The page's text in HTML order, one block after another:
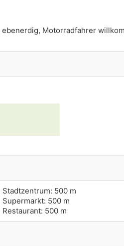
Motorradfahrer
Stadtzentrum: 500 m
Supermarkt: 500 m
Restaurant: 500 m